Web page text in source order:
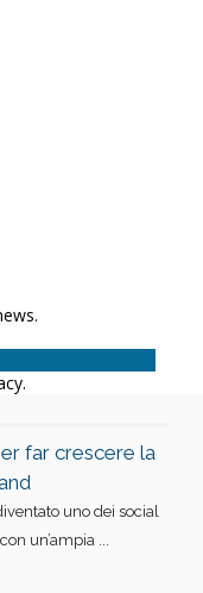
far crescere la
uno dei social
un’ampia ...